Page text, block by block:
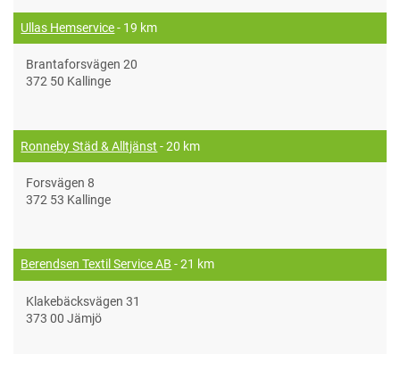
Ullas Hemservice- 19 km
Brantaforsvägen 20
372 50 Kallinge
Ronneby Städ & Alltjänst - 20 km
Forsvägen 8
372 53 Kallinge
Berendsen Textil Service AB - 21 km
Klakebäcksvägen 31
373 00 Jämjö